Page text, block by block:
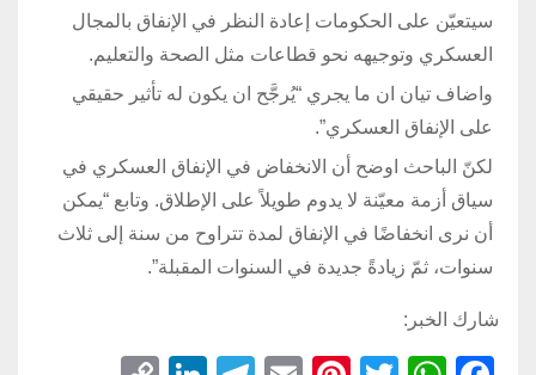
سيتعيّن على الحكومات إعادة النظر في الإنفاق بالمجال
العسكري وتوجيهه نحو قطاعات مثل الصحة والتعليم.
واضاف تيان ان ما يجري “يُرجَّح ان يكون له تأثير حقيقي
على الإنفاق العسكري”.
لكنّ الباحث اوضح أن الانخفاض في الإنفاق العسكري في
سياق أزمة معيّنة لا يدوم طويلاً على الإطلاق. وتابع “يمكن
أن نرى انخفاضًا في الإنفاق لمدة تتراوح من سنة إلى ثلاث
سنوات، ثمّ زيادةً جديدة في السنوات المقبلة”.
شارك الخبر: